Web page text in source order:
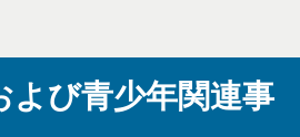
び青少年関連事